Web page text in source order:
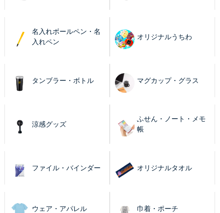
名入れボールペン・名
入れペン
オリジナルうちわ
タンブラー・ボトル マグカップ・グラス
涼感グッズ
ふせん・ノート・メモ
帳
ファイル・バインダー オリジナルタオル
ウェア・アパレル 巾着・ポーチ